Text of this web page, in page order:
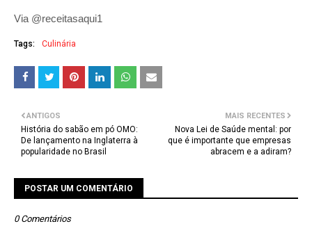
Via @receitasaqui1
Tags: Culinária
MAIS RECENTES
Nova Lei de Saúde mental: por
que é importante que empresas
abracem e a adiram?
ANTIGOS
História do sabão em pó OMO:
De lançamento na Inglaterra à
popularidade no Brasil
POSTAR UM COMENTÁRIO
0 Comentários